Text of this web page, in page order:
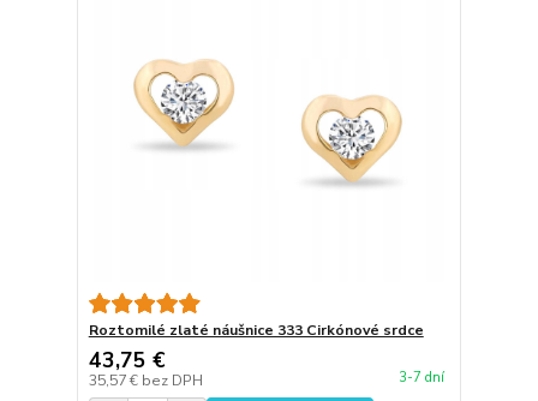
Roztomilé zlaté náušnice 333 Cirkónové srdce
43,75 €
35,57 € bez DPH 3-7 dní